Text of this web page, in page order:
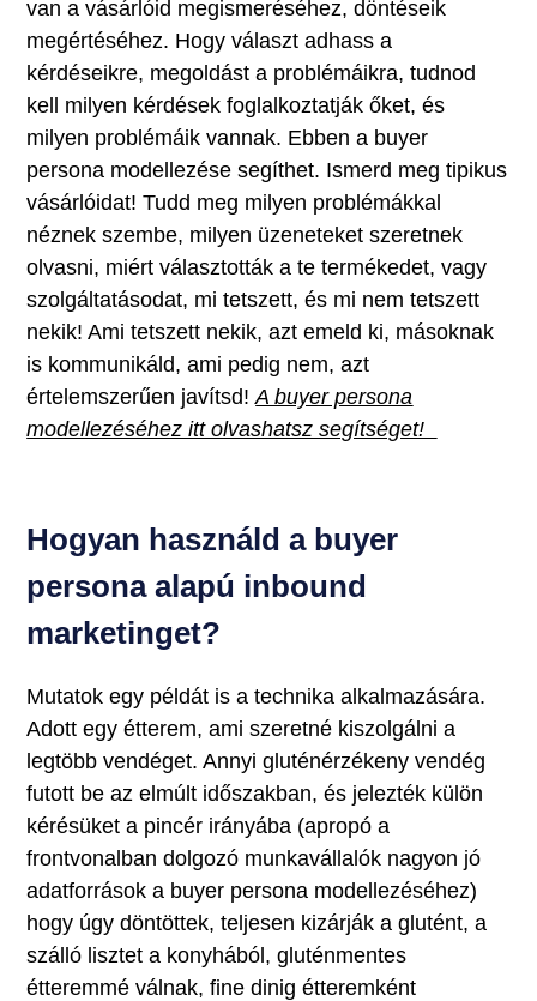
van a vásárlóid megismeréséhez, döntéseik
megértéséhez. Hogy választ adhass a
kérdéseikre, megoldást a problémáikra, tudnod
kell milyen kérdések foglalkoztatják őket, és
milyen problémáik vannak. Ebben a buyer
persona modellezése segíthet. Ismerd meg tipikus
vásárlóidat! Tudd meg milyen problémákkal
néznek szembe, milyen üzeneteket szeretnek
olvasni, miért választották a te termékedet, vagy
szolgáltatásodat, mi tetszett, és mi nem tetszett
nekik! Ami tetszett nekik, azt emeld ki, másoknak
is kommunikáld, ami pedig nem, azt
értelemszerűen javítsd!A buyer persona
modellezéséhez itt olvashatsz segítséget!
Hogyan használd a buyer
persona alapú inbound
marketinget?
Mutatok egy példát is a technika alkalmazására.
Adott egy étterem, ami szeretné kiszolgálni a
legtöbb vendéget. Annyi gluténérzékeny vendég
futott be az elmúlt időszakban, és jelezték külön
kérésüket a pincér irányába (apropó a
frontvonalban dolgozó munkavállalók nagyon jó
adatforrások a buyer persona modellezéséhez)
hogy úgy döntöttek, teljesen kizárják a glutént, a
szálló lisztet a konyhából, gluténmentes
étteremmé válnak, fine dinig étteremként